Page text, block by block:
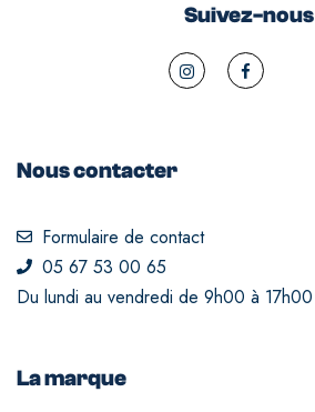
Suivez-nous
Nous contacter
Formulaire de contact
05 67 53 00 65
Du lundi au vendredi de 9h00 à 17h00
La marque